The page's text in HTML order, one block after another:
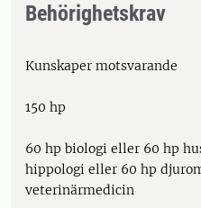
Behörighetskrav
Kunskaper motsvarande
150 hp
60 hp biologi eller 60 hp
hippologi eller 60 hp
veterinärmedicin